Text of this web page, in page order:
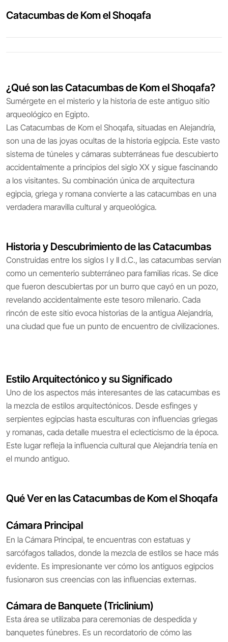
Catacumbas de Kom el Shoqafa
¿Qué son las Catacumbas de Kom el Shoqafa?
Sumérgete en el misterio y la historia de este antiguo sitio
arqueológico en Egipto.
Las Catacumbas de Kom el Shoqafa, situadas en Alejandría,
son una de las joyas ocultas de la historia egipcia. Este vasto
sistema de túneles y cámaras subterráneas fue descubierto
accidentalmente a principios del siglo XX y sigue fascinando
a los visitantes. Su combinación única de arquitectura
egipcia, griega y romana convierte a las catacumbas en una
verdadera maravilla cultural y arqueológica.
Historia y Descubrimiento de las Catacumbas
Construidas entre los siglos I y II d.C., las catacumbas servían
como un cementerio subterráneo para familias ricas. Se dice
que fueron descubiertas por un burro que cayó en un pozo,
revelando accidentalmente este tesoro milenario. Cada
rincón de este sitio evoca historias de la antigua Alejandría,
una ciudad que fue un punto de encuentro de civilizaciones.
Estilo Arquitectónico y su Significado
Uno de los aspectos más interesantes de las catacumbas es
la mezcla de estilos arquitectónicos. Desde esfinges y
serpientes egipcias hasta esculturas con influencias griegas
y romanas, cada detalle muestra el eclecticismo de la época.
Este lugar refleja la influencia cultural que Alejandría tenía en
el mundo antiguo.
Qué Ver en las Catacumbas de Kom el Shoqafa
Cámara Principal
En la Cámara Principal, te encuentras con estatuas y
sarcófagos tallados, donde la mezcla de estilos se hace más
evidente. Es impresionante ver cómo los antiguos egipcios
fusionaron sus creencias con las influencias externas.
Cámara de Banquete (Triclinium)
Esta área se utilizaba para ceremonias de despedida y
banquetes fúnebres. Es un recordatorio de cómo las